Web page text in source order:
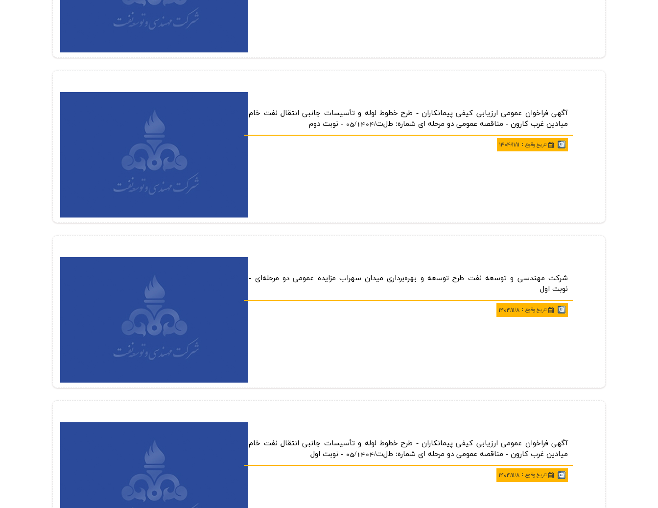
آگهی فراخوان عمومی ارزیابی كیفی پیمانكاران - طرح خطوط لوله و تأسیسات جانبی انتقال نفت خام
میادین غرب كارون - مناقصه عمومی دو مرحله ای شماره: ط‌ل‌ت/05/1404 - نوبت دوم
تاريخ وقوع : ۱۴۰۴/۱۱/۱۱
شركت مهندسی و توسعه نفت طرح توسعه و بهره‌برداری میدان سهراب مزایده عمومی دو مرحله‌ای -
نوبت اول
تاريخ وقوع :۱۴۰۴/۱۱/۸
آگهی فراخوان عمومی ارزیابی كیفی پیمانكاران - طرح خطوط لوله و تأسیسات جانبی انتقال نفت خام
میادین غرب كارون - مناقصه عمومی دو مرحله ای شماره: ط‌ل‌ت/05/1404 - نوبت اول
تاريخ وقوع :۱۴۰۴/۱۱/۸